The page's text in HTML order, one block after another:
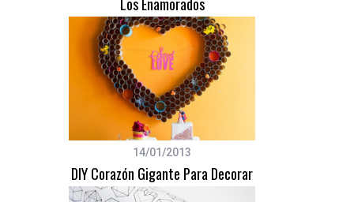
Los Enamorados
14/01/2013
DIY Corazón Gigante Para Decorar